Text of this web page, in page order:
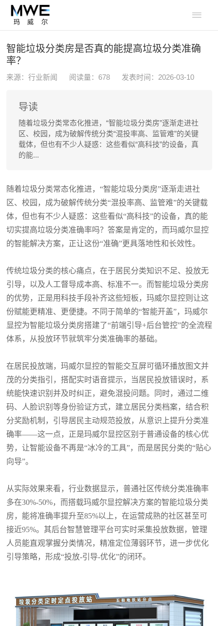

智能垃圾分类房是否真的能提高垃圾分类准确
率？
来源：行业新闻 阅读量： 678 发表时间：2026-03-10
导读
随着垃圾分类常态化推进，“智能垃圾分类房”逐渐走进社
区、校园，成为破解传统分类“混投率高、监管难”的关键
载体，但也有不少人疑惑：这些看似“高科技”的设备，真
的能...
随着垃圾分类常态化推进， “智能垃圾分类房”逐渐走进社
区、校园，成为破解传统分类“混投率高、监管难”的关键载
体，但也有不少人疑惑：这些看似“高科技”的设备，真的能
切实提高垃圾分类准确率吗？答案是肯定的，而玛威尔显控
的智能解决方案，正让这份“准确”更具落地性和长效性。
传统垃圾分类的核心痛点，在于居民分类知识不足、投放无
引导，以及人工督导成本高、标准不一。而智能垃圾分类房
的优势，正是用科技手段补齐这些短板，玛威尔显控则让这
份赋能更精准、更便捷。不同于简单的“智能开盖”，玛威尔
显控为智能垃圾分类房搭建了“前端引导+后台管控”的全流程
体系，从投放环节就筑牢分类准确率的基础。
在居民投放端，玛威尔显控的智能交互屏可循环播放图文并
茂的分类指引，搭配实时语音提示，当居民投放错误时，系
统能快速识别并及时纠正，避免混投问题。同时，通过二维
码、人脸识别等身份验证方式，建立居民分类档案，结合积
分奖励机制，引导居民主动规范投放，从意识上提升分类准
确率——这一点，正是玛威尔显控区别于普通设备的核心优
势，让智能设备不再是“冰冷的工具”，而是居民分类的“贴心
向导”。
从实际效果来看，行业数据显示，普通社区传统分类准确率
多在30%-50%，而搭载玛威尔显控解决方案的智能垃圾分类
房，能将准确率提升至85%以上，在运营成熟的社区甚至可
接近95%。其后台智慧管理平台可实时采集投放数据，管理
人员能直观掌握分类情况，精准定位薄弱环节，进一步优化
引导策略，形成“投放-引导-优化”的闭环。